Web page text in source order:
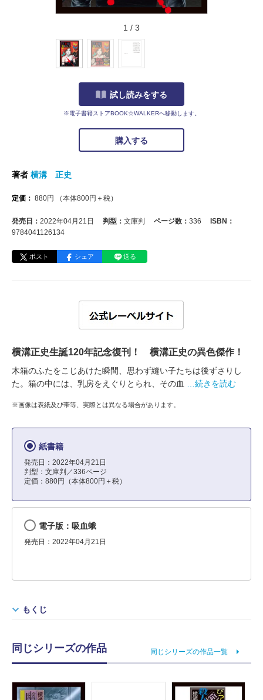
1 / 3
試し読みをする
※電子書籍ストアBOOK☆WALKERへ移動します。
購入する
著者 横溝 正史
定価： 880円 （本体800円＋税）
発売日： 2022年04月21日 判型： 文庫判 ページ数： 336
ISBN：
9784041126134
ポスト シェア 送る
横溝正史生誕120年記念復刊！ 横溝正史の異色傑作！
木箱のふたをこじあけた瞬間、思わず縫い子たちは後ずさりし
た。箱の中には、乳房をえぐりとられ、その血
…続きを読む
※画像は表紙及び帯等、実際とは異なる場合があります。
紙書籍
発売日：2022年04月21日
判型：文庫判／336ページ
定価：880円（本体800円＋税）
電子版：吸血蛾
発売日：2022年04月21日
もくじ
同じシリーズの作品 同じシリーズの作品一覧